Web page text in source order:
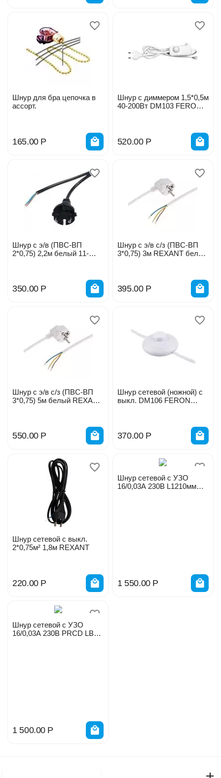
Шнур для бра цепочка в
ассорт.
165.00 Р
Шнур с диммером 1,5*0,5м
40-200Вт DM103 FERON
520.00 Р
Шнур с э/в (ПВС-ВП
2*0,75) 2,2м белый 11-
350.00 Р
Шнур с э/в с/з (ПВС-ВП
3*0,75) 3м REXANT белый
395.00 Р
Шнур с э/в с/з (ПВС-ВП
3*0,75) 5м белый REXANT
550.00 Р
Шнур сетевой (ножной) с
выкл. DM106 FERON
370.00 Р
Шнур сетевой с выкл.
2*0,75м² 1,8м REXANT
220.00 Р
Шнур сетевой с УЗО
16/0,03А 230В L1210мм
1 550.00 Р
Шнур сетевой с УЗО
16/0,03А 230В PRCD LBG-
1 500.00 Р